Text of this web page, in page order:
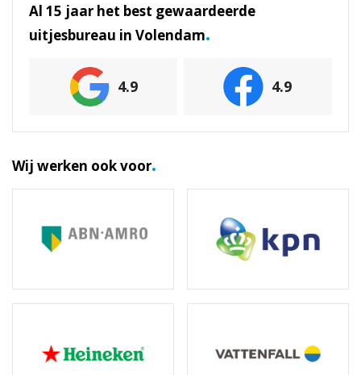
Al 15 jaar het best gewaardeerde
uitjesbureau in Volendam.
4.9 4.9
Wij werken ook voor.